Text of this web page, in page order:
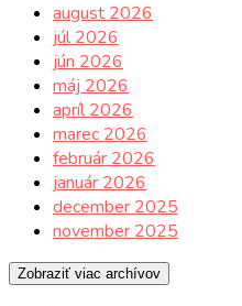
august 2026
júl 2026
jún 2026
máj 2026
apríl 2026
marec 2026
február 2026
január 2026
december 2025
november 2025
Zobraziť viac archívov